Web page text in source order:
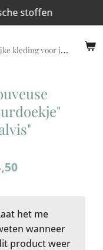
voor jouw prematuur!
stoffen
het me
wanneer
product weer